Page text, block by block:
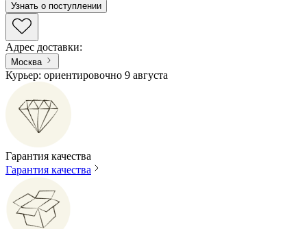
Узнать о поступлении
Адрес доставки:
Москва
Курьер: ориентировочно 9 августа
Гарантия качества
Гарантия качества